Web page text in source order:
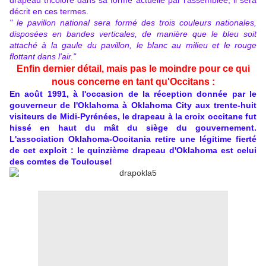
décrit en ces termes.
" le pavillon national sera formé des trois couleurs nationales,
disposées en bandes verticales, de manière que le bleu soit
attaché à la gaule du pavillon, le blanc au milieu et le rouge
flottant dans l'air."
Enfin dernier détail, mais pas le moindre pour ce qui
nous concerne en tant qu'Occitans :
En août 1991, à l'occasion de la réception donnée par le
gouverneur de l'Oklahoma à Oklahoma City aux trente-huit
visiteurs de Midi-Pyrénées, le drapeau à la croix occitane fut
hissé en haut du mât du siège du gouvernement.
L'association Oklahoma-Occitania retire une légitime fierté
de cet exploit : le quinzième drapeau d'Oklahoma est celui
des comtes de Toulouse!